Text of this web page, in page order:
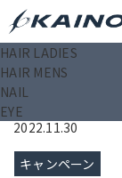
HAIR LADIES
HAIR MENS
NAIL
EYE
KAINO－カイノ－
KAINO謝恩Pay
2022.11.30
キャンペーン